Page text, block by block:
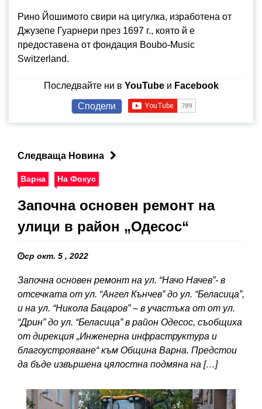
Рино Йошимото свири на цигулка, изработена от
Джузепе Гуарнери през 1697 г., която й е
предоставена от фондация Boubo-Music
Switzerland.
Последвайте ни в YouTubeи Facebook
Сподели
Следваща Новина
Варна На Фокус
Започна основен ремонт на
улици в район „Одесос“
ср окт. 5 , 2022
Започна основен ремонт на ул. “Начо Начев”- в
отсечката от ул. “Ангел Кънчев” до ул. “Беласица”,
и на ул. “Никола Бацаров” – в участъка от от ул.
“Дрин” до ул. “Беласица” в район Одесос, съобщиха
от дирекция „Инженерна инфраструктура и
благоустрояване“ към Община Варна. Предстои
да бъде извършена цялостна подмяна на […]